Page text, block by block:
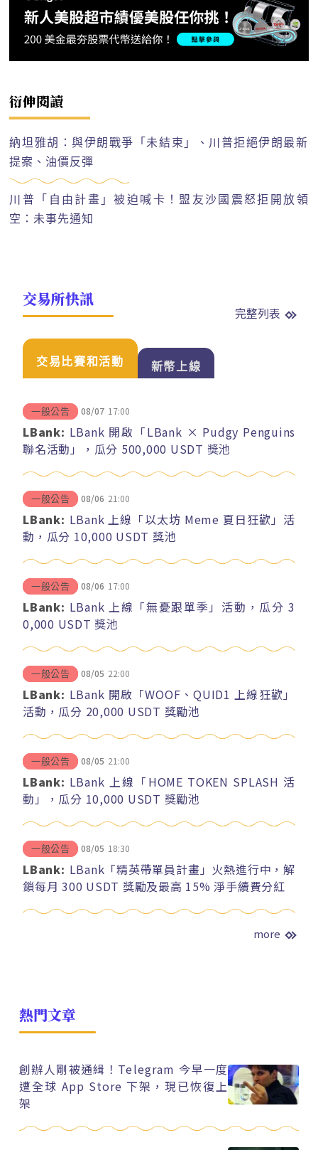
衍伸閱讀
納坦雅胡：與伊朗戰爭「未結束」、川普拒絕伊朗最新
提案、油價反彈
川普「自由計畫」被迫喊卡！盟友沙國震怒拒開放領
空：未事先通知
交易所快訊
完整列表
交易比賽和活動 新幣上線
一般公告 08/07 17:00
LBank: LBank 開啟「LBank × Pudgy Penguins
聯名活動」，瓜分 500,000 USDT 獎池
一般公告 08/06 21:00
LBank: LBank 上線「以太坊 Meme 夏日狂歡」活
動，瓜分 10,000 USDT 獎池
一般公告 08/06 17:00
LBank: LBank 上線「無憂跟單季」活動，瓜分 3
0,000 USDT 獎池
一般公告 08/05 22:00
LBank: LBank 開啟「WOOF、QUID1 上線狂歡」
活動，瓜分 20,000 USDT 獎勵池
一般公告 08/05 21:00
LBank: LBank 上線「HOME TOKEN SPLASH 活
動」，瓜分 10,000 USDT 獎勵池
一般公告 08/05 18:30
LBank: LBank「精英帶單員計畫」火熱進行中，解
鎖每月 300 USDT 獎勵及最高 15% 淨手續費分紅
more
熱門文章
創辦人剛被通緝！Telegram 今早一度
遭全球 App Store 下架，現已恢復上
架